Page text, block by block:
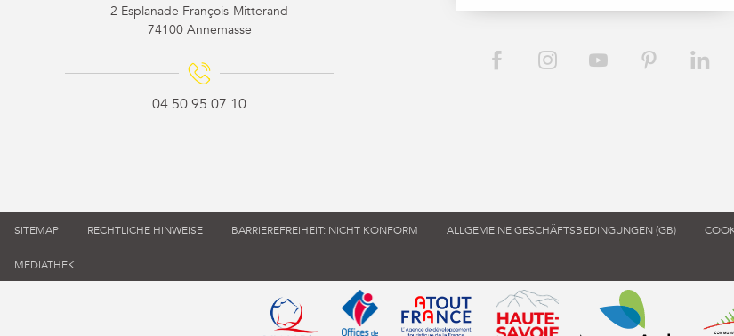
2 Esplanade François-Mitterand
74100 Annemasse
04 50 95 07 10
SITEMAP RECHTLICHE HINWEISE BARRIEREFREIHEIT: NICHT KONFORM ALLGEMEINE GESCHÄFTSBEDINGUNGEN (GB)
MEDIATHEK
Qualité tourisme (s'ouvre dans une nouvelle fenêtre)
Office de tourisme de France (s'ouvre dans une nouvelle
Atout France (s'ouvre dans une nouvelle fenêtre)
Annemasse Agglo